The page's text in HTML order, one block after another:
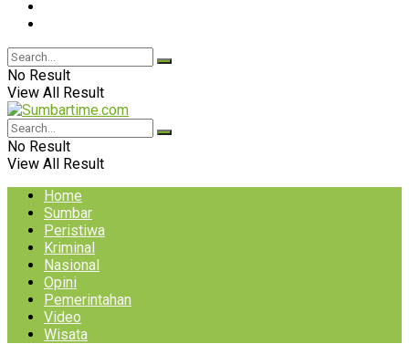
No Result
View All Result
No Result
View All Result
Home
Sumbar
Peristiwa
Kriminal
Nasional
Opini
Pemerintahan
Video
Wisata